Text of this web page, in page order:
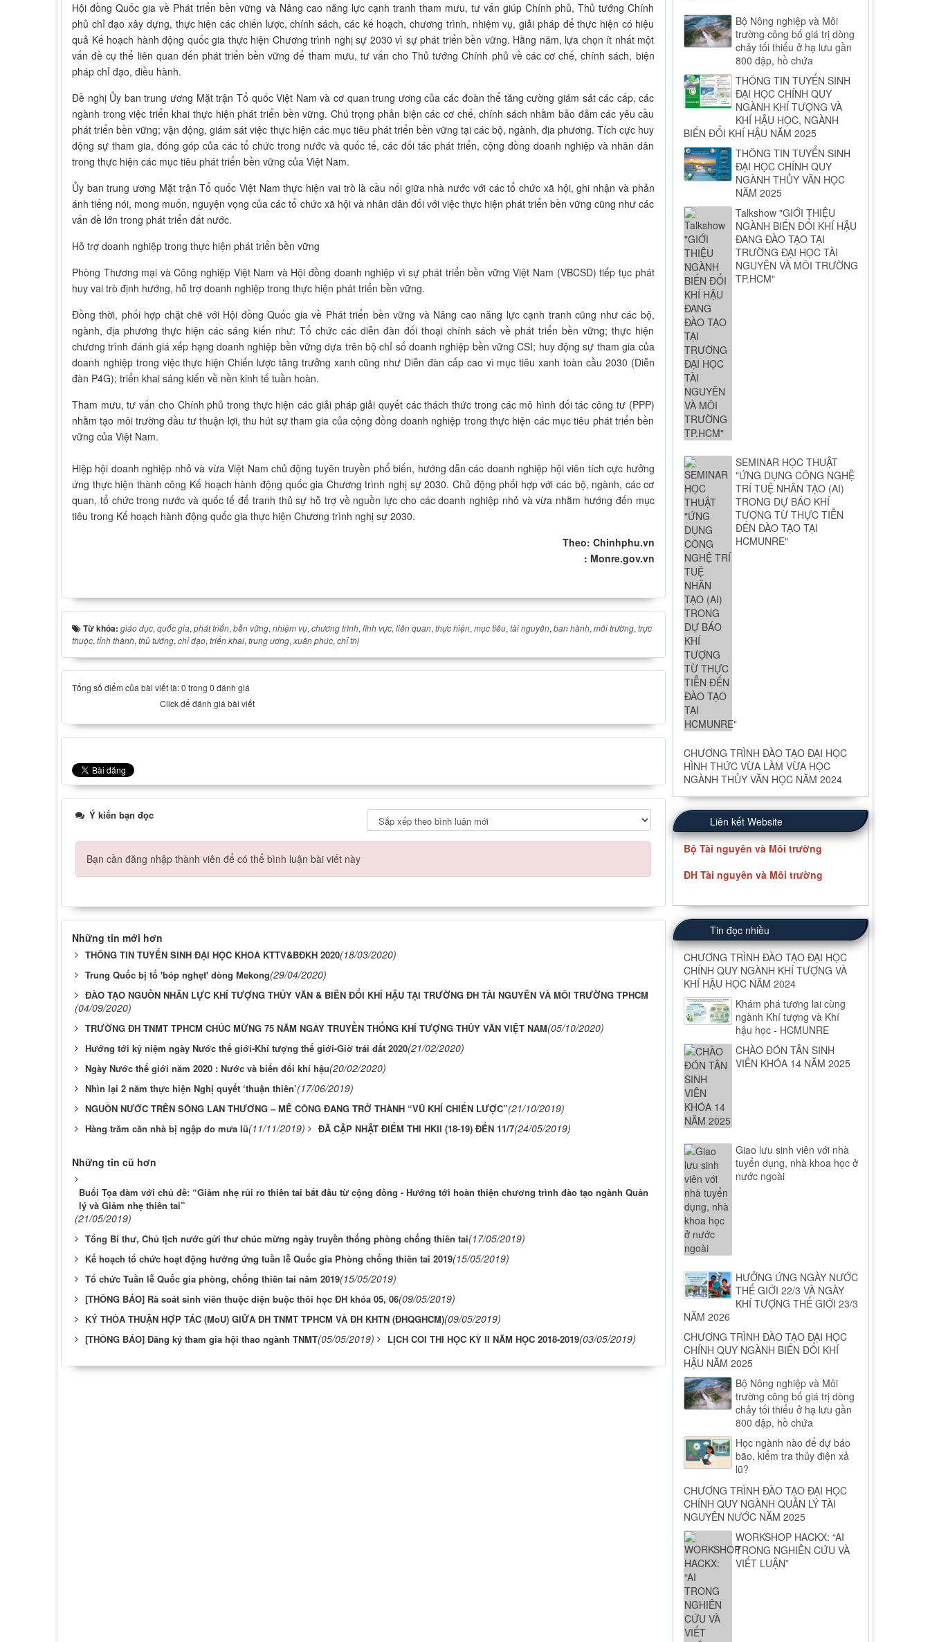
Hội đồng Quốc gia về Phát triển bền vững và Nâng cao năng lực cạnh tranh tham mưu, tư vấn giúp Chính phủ, Thủ tướng Chính
phủ chỉ đạo xây dựng, thực hiện các chiến lược, chính sách, các kế hoạch, chương trình, nhiệm vụ, giải pháp để thực hiện có hiệu
quả Kế hoạch hành động quốc gia thực hiện Chương trình nghị sự 2030 vì sự phát triển bền vững. Hằng năm, lựa chọn ít nhất một
vấn đề cụ thể liên quan đến phát triển bền vững để tham mưu, tư vấn cho Thủ tướng Chính phủ về các cơ chế, chính sách, biện
pháp chỉ đạo, điều hành.
Đề nghị Ủy ban trung ương Mặt trận Tổ quốc Việt Nam và cơ quan trung ương của các đoàn thể tăng cường giám sát các cấp, các
ngành trong việc triển khai thực hiện phát triển bền vững. Chú trọng phản biện các cơ chế, chính sách nhằm bảo đảm các yêu cầu
phát triển bền vững; vận động, giám sát việc thực hiện các mục tiêu phát triển bền vững tại các bộ, ngành, địa phương. Tích cực huy
động sự tham gia, đóng góp của các tổ chức trong nước và quốc tế, các đối tác phát triển, cộng đồng doanh nghiệp và nhân dân
trong thực hiện các mục tiêu phát triển bền vững của Việt Nam.
Ủy ban trung ương Mặt trận Tổ quốc Việt Nam thực hiện vai trò là cầu nối giữa nhà nước với các tổ chức xã hội, ghi nhận và phản
ánh tiếng nói, mong muốn, nguyện vọng của các tổ chức xã hội và nhân dân đối với việc thực hiện phát triển bền vững cũng như các
vấn đề lớn trong phát triển đất nước.
Hỗ trợ doanh nghiệp trong thực hiện phát triển bền vững
Phòng Thương mại và Công nghiệp Việt Nam và Hội đồng doanh nghiệp vì sự phát triển bền vững Việt Nam (VBCSD) tiếp tục phát
huy vai trò định hướng, hỗ trợ doanh nghiệp trong thực hiện phát triển bền vững.
Đồng thời, phối hợp chặt chẽ với Hội đồng Quốc gia về Phát triển bền vững và Nâng cao năng lực cạnh tranh cũng như các bộ,
ngành, địa phương thực hiện các sáng kiến như: Tổ chức các diễn đàn đối thoại chính sách về phát triển bền vững; thực hiện
chương trình đánh giá xếp hạng doanh nghiệp bền vững dựa trên bộ chỉ số doanh nghiệp bền vững CSI; huy động sự tham gia của
doanh nghiệp trong việc thực hiện Chiến lược tăng trưởng xanh cũng như Diễn đàn cấp cao vì mục tiêu xanh toàn cầu 2030 (Diễn
đàn P4G); triển khai sáng kiến về nền kinh tế tuần hoàn.
Tham mưu, tư vấn cho Chính phủ trong thực hiện các giải pháp giải quyết các thách thức trong các mô hình đối tác công tư (PPP)
nhằm tạo môi trường đầu tư thuận lợi, thu hút sự tham gia của cộng đồng doanh nghiệp trong thực hiện các mục tiêu phát triển bền
vững của Việt Nam.
Hiệp hội doanh nghiệp nhỏ và vừa Việt Nam chủ động tuyên truyền phổ biến, hướng dẫn các doanh nghiệp hội viên tích cực hưởng
ứng thực hiện thành công Kế hoạch hành động quốc gia Chương trình nghị sự 2030. Chủ động phối hợp với các bộ, ngành, các cơ
quan, tổ chức trong nước và quốc tế để tranh thủ sự hỗ trợ về nguồn lực cho các doanh nghiệp nhỏ và vừa nhằm hướng đến mục
tiêu trong Kế hoạch hành động quốc gia thực hiện Chương trình nghị sự 2030.
Theo: Chinhphu.vn
: Monre.gov.vn
Từ khóa: giáo dục, quốc gia, phát triển, bền vững, nhiệm vụ, chương trình, lĩnh vực, liên quan, thực hiện, mục tiêu, tài nguyên, ban hành, môi trường, trực
thuộc, tỉnh thành, thủ tướng, chỉ đạo, triển khai, trung ương, xuân phúc, chỉ thị
Tổng số điểm của bài viết là: 0 trong 0 đánh giá
Click để đánh giá bài viết
Ý kiến bạn đọc
Bạn cần đăng nhập thành viên để có thể bình luận bài viết này
Những tin mới hơn
THÔNG TIN TUYỂN SINH ĐẠI HỌC KHOA KTTV&BĐKH 2020(18/03/2020)
Trung Quốc bị tố 'bóp nghẹt' dòng Mekong(29/04/2020)
ĐÀO TẠO NGUỒN NHÂN LỰC KHÍ TƯỢNG THỦY VĂN & BIÊN ĐỔI KHÍ HẬU TẠI TRƯỜNG ĐH TÀI NGUYÊN VÀ MÔI TRƯỜNG TPHCM
(04/09/2020)
TRƯỜNG ĐH TNMT TPHCM CHÚC MỪNG 75 NĂM NGÀY TRUYỀN THỐNG KHÍ TƯỢNG THỦY VĂN VIỆT NAM(05/10/2020)
Hướng tới kỷ niệm ngày Nước thế giới-Khí tượng thế giới-Giờ trái đất 2020(21/02/2020)
Ngày Nước thế giới năm 2020 : Nước và biến đổi khí hậu(20/02/2020)
Nhìn lại 2 năm thực hiện Nghị quyết ‘thuận thiên’(17/06/2019)
NGUỒN NƯỚC TRÊN SÔNG LAN THƯƠNG – MÊ CÔNG ĐANG TRỞ THÀNH “VŨ KHÍ CHIẾN LƯỢC”(21/10/2019)
Hàng trăm căn nhà bị ngập do mưa lũ(11/11/2019) ĐÃ CẬP NHẬT ĐIỂM THI HKII (18-19) ĐẾN 11/7(24/05/2019)
Những tin cũ hơn
Buổi Tọa đàm với chủ đề: “Giảm nhẹ rủi ro thiên tai bắt đầu từ cộng đồng - Hướng tới hoàn thiện chương trình đào tạo ngành Quản
lý và Giảm nhẹ thiên tai”
(21/05/2019)
Tổng Bí thư, Chủ tịch nước gửi thư chúc mừng ngày truyền thống phòng chống thiên tai(17/05/2019)
Kế hoạch tổ chức hoạt động hưởng ứng tuần lễ Quốc gia Phòng chống thiên tai 2019(15/05/2019)
Tổ chức Tuần lễ Quốc gia phòng, chống thiên tai năm 2019(15/05/2019)
[THÔNG BÁO] Rà soát sinh viên thuộc diện buộc thôi học ĐH khóa 05, 06(09/05/2019)
KÝ THỎA THUẬN HỢP TÁC (MoU) GIỮA ĐH TNMT TPHCM VÀ ĐH KHTN (ĐHQGHCM)(09/05/2019)
[THÔNG BÁO] Đăng ký tham gia hội thao ngành TNMT(05/05/2019) LỊCH COI THI HỌC KỲ II NĂM HỌC 2018-2019(03/05/2019)
Bộ Nông nghiệp và Môi
trường công bố giá trị dòng
chảy tối thiểu ở hạ lưu gần
800 đập, hồ chứa
THÔNG TIN TUYỂN SINH
ĐẠI HỌC CHÍNH QUY
NGÀNH KHÍ TƯỢNG VÀ
KHÍ HẬU HỌC, NGÀNH
BIẾN ĐỔI KHÍ HẬU NĂM 2025
THÔNG TIN TUYỂN SINH
ĐẠI HỌC CHÍNH QUY
NGÀNH THỦY VĂN HỌC
NĂM 2025
Talkshow "GIỚI THIỆU
NGÀNH BIẾN ĐỔI KHÍ HẬU
ĐANG ĐÀO TẠO TẠI
TRƯỜNG ĐẠI HỌC TÀI
NGUYÊN VÀ MÔI TRƯỜNG
TP.HCM"
SEMINAR HỌC THUẬT
"ỨNG DỤNG CÔNG NGHỆ
TRÍ TUỆ NHÂN TẠO (AI)
TRONG DỰ BÁO KHÍ
TƯỢNG TỪ THỰC TIỄN
ĐẾN ĐÀO TẠO TẠI
HCMUNRE"
CHƯƠNG TRÌNH ĐÀO TẠO ĐẠI HỌC
HÌNH THỨC VỪA LÀM VỪA HỌC
NGÀNH THỦY VĂN HỌC NĂM 2024
Liên kết Website
Bộ Tài nguyên và Môi trường
ĐH Tài nguyên và Môi trường
Tin đọc nhiều
CHƯƠNG TRÌNH ĐÀO TẠO ĐẠI HỌC
CHÍNH QUY NGÀNH KHÍ TƯỢNG VÀ
KHÍ HẬU HỌC NĂM 2024
Khám phá tương lai cùng
ngành Khí tượng và Khí
hậu học - HCMUNRE
CHÀO ĐÓN TÂN SINH
VIÊN KHÓA 14 NĂM 2025
Giao lưu sinh viên với nhà
tuyển dụng, nhà khoa học ở
nước ngoài
HƯỞNG ỨNG NGÀY NƯỚC
THẾ GIỚI 22/3 VÀ NGÀY
KHÍ TƯỢNG THẾ GIỚI 23/3
NĂM 2026
CHƯƠNG TRÌNH ĐÀO TẠO ĐẠI HỌC
CHÍNH QUY NGÀNH BIẾN ĐỔI KHÍ
HẬU NĂM 2025
Bộ Nông nghiệp và Môi
trường công bố giá trị dòng
chảy tối thiểu ở hạ lưu gần
800 đập, hồ chứa
Học ngành nào để dự báo
bão, kiểm tra thủy điện xả
lũ?
CHƯƠNG TRÌNH ĐÀO TẠO ĐẠI HỌC
CHÍNH QUY NGÀNH QUẢN LÝ TÀI
NGUYÊN NƯỚC NĂM 2025
WORKSHOP HACKX: “AI
TRONG NGHIÊN CỨU VÀ
VIẾT LUẬN”